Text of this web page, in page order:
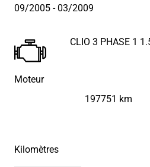
09/2005- 03/2009
Moteur
CLIO 3 PHASE 1
Kilomètres
197751 km